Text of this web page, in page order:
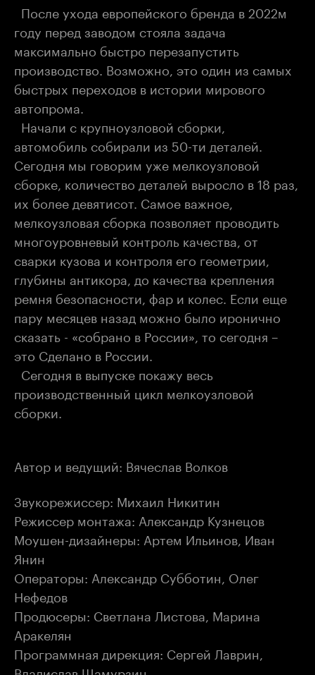
После ухода европейского бренда в 2022м
году перед заводом стояла задача
максимально быстро перезапустить
производство. Возможно, это один из самых
быстрых переходов в истории мирового
автопрома.
Начали с крупноузловой сборки,
автомобиль собирали из 50-ти деталей.
Сегодня мы говорим уже мелкоузловой
сборке, количество деталей выросло в 18 раз,
их более девятисот. Самое важное,
мелкоузловая сборка позволяет проводить
многоуровневый контроль качества, от
сварки кузова и контроля его геометрии,
глубины антикора, до качества крепления
ремня безопасности, фар и колес. Если еще
пару месяцев назад можно было иронично
сказать - «собрано в России», то сегодня –
это Сделано в России.
Сегодня в выпуске покажу весь
производственный цикл мелкоузловой
сборки.
Автор и ведущий: Вячеслав Волков
Звукорежиссер: Михаил Никитин
Режиссер монтажа: Александр Кузнецов
Моушен-дизайнеры: Артем Ильинов, Иван
Янин
Операторы: Александр Субботин, Олег
Нефедов
Продюсеры: Светлана Листова, Марина
Аракелян
Программная дирекция: Сергей Лаврин,